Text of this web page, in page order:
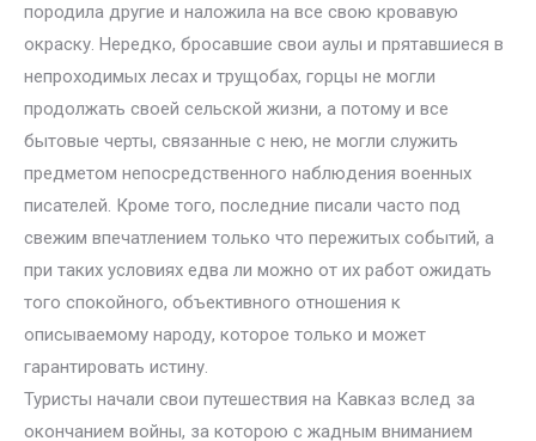
породила другие и наложила на все свою кровавую
окраску. Нередко, бросавшие свои аулы и прятавшиеся в
непроходимых лесах и трущобах, горцы не могли
продолжать своей сельской жизни, а потому и все
бытовые черты, связанные с нею, не могли служить
предметом непосредственного наблюдения военных
писателей. Кроме того, последние писали часто под
свежим впечатлением только что пережитых событий, а
при таких условиях едва ли можно от их работ ожидать
того спокойного, объективного отношения к
описываемому народу, которое только и может
гарантировать истину.
Туристы начали свои путешествия на Кавказ вслед за
окончанием войны, за которою с жадным вниманием